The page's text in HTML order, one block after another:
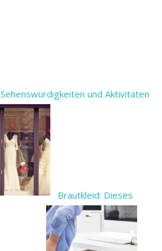
Sehenswürdigkeiten und Aktivitäten
Brautkleid: Dieses